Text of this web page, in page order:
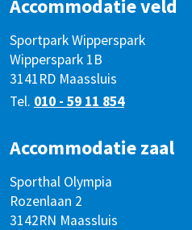
Accommodatie veld
Sportpark Wipperspark
Wipperspark 1B
3141RD Maassluis
Tel. 010 - 59 11 854
Accommodatie zaal
Sporthal Olympia
Rozenlaan 2
3142RN Maassluis